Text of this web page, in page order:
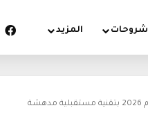
شروحات المزيد